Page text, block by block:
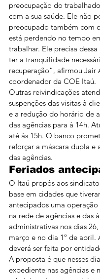
preocupação do
com a sua saúde. Ele não
preocupado também com
está perdendo no tempo
trabalhar. Ele precisa
ter a tranquilidade
recuperação”, afirmou Jair
coordenador da COE Itaú.
Outras reivindicações
suspenções das visitas à
e a redução do horário de
das agências para à 14h.
até às 15h. O banco
reforçar a máscara dupla e
das agências.
Feriados
O Itaú propôs aos
base em cidades que
antecipados uma
na rede de agências e das
administrativas nos dias
março e no dia 1º de abril.
deverá ser feita por
A proposta é que nesses
expediente nas agências e